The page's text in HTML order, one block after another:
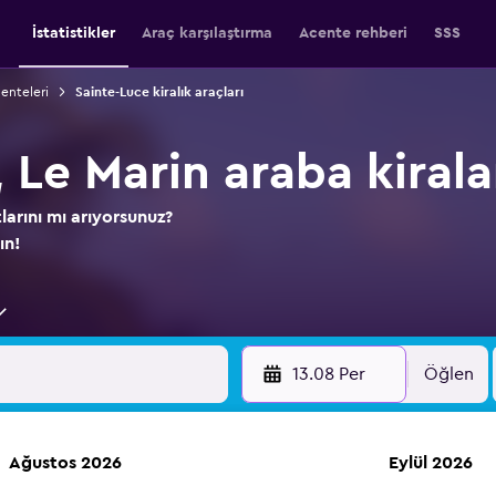
İstatistikler Araç karşılaştırma Acente rehberi SSS
Sainte-Luce kiralık araçları
Le Marin araba
mı arıyorsunuz?
13.08 Per Öğlen
Ağustos 2026 Eylül 2026